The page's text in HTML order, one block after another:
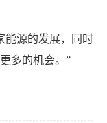
能源的发展，同时
多的机会。”